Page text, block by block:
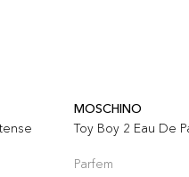
MOSCHINO
Toy Boy 2 Eau De
Parfem